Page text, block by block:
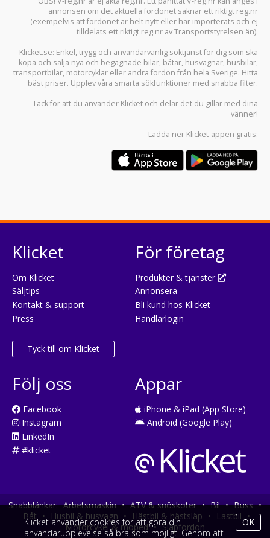
annonsen om det aktuella fordonet saknar ett riktigt reg.nr
(exempelvis att fordonet är helt nytt eller har importerats och ej
tilldelats ett riktigt reg.nr av Transportstyrelsen än).
Klicket.se: Enkel, trygg och användarvänlig söktjänst för dig som ska
köpa och sälja nya och begagnade bilar, båtar, husvagnar, husbilar,
transportbilar, motorcyklar eller andra fordon från hela Sverige. Hitta
bäst priser. Upplev våra smarta sökfunktioner med snabba filter.
Tack för att du använder Klicket och delar det du gillar med dina
vänner!
Ladda ner Klicket-appen gratis:
Klicket
Om Klicket
Säljtips
Kontakt & support
Press
Tyck till om Klicket
För företag
Produkter & tjänster
Annonsera
Bli kund hos Klicket
Handlarlogin
Följ oss
Facebook
Instagram
LinkedIn
#klicket
Appar
iPhone & iPad (App Store)
Android (Google Play)
Snabblänkar: Arbetsmaskin • ATV & snöskoter • Bil • Buss •
Båt • Husbil & husvagn • Hästbil & hästsläp • Lastbil •
Motorcykel & moped • Släpfordon
Klicket använder cookies för att göra din
användarupplevelse så bra som möjligt. Genom att
OK